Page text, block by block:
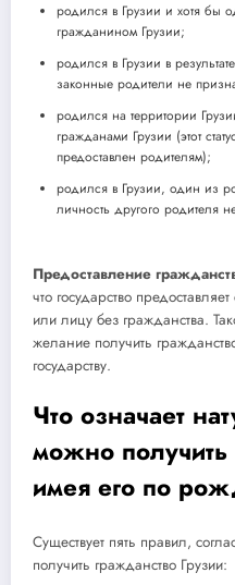
родился в Грузии и хотя бы
гражданином Грузии;
родился в Грузии в
законные родители не
родился на территории
гражданами Грузии (этот
предоставлен родителям);
родился в Грузии, один из
личность другого родителя
Предоставление
что государство
или лицу без гражданства.
желание получить
государству.
Что означает
можно
имея его по
Существует пять правил,
получить гражданство Грузии: